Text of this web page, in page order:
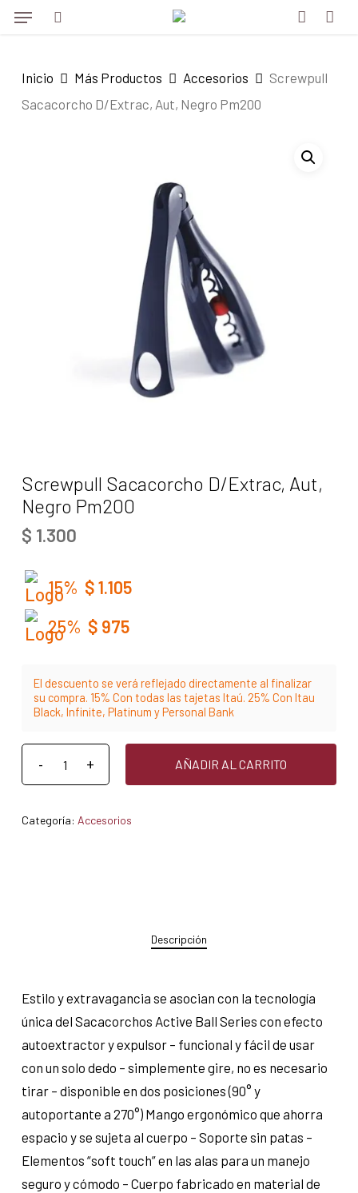
Skip
content
Menu
Inicio Más Productos Accesorios
Screwpull
Sacacorcho D/Extrac, Aut, Negro Pm200
Screwpull Sacacorcho D/Extrac, Aut,
Negro Pm200
$ 1.300
15% $1.105
25% $ 975
El descuento se verá reflejado directamente al finalizar
su compra. 15% Con todas las tajetas Itaú. 25% Con Itau
Black, Infinite, Platinum y Personal Bank
AÑADIR AL CARRITO
Categoría: Accesorios
Descripción
Estilo y extravagancia se asocian con la tecnología
única del Sacacorchos Active Ball Series con efecto
autoextractor y expulsor – funcional y fácil de usar
con un solo dedo – simplemente gire, no es necesario
tirar – disponible en dos posiciones (90° y
autoportante a 270°) Mango ergonómico que ahorra
espacio y se sujeta al cuerpo – Soporte sin patas –
Elementos “soft touch” en las alas para un manejo
seguro y cómodo – Cuerpo fabricado en material de